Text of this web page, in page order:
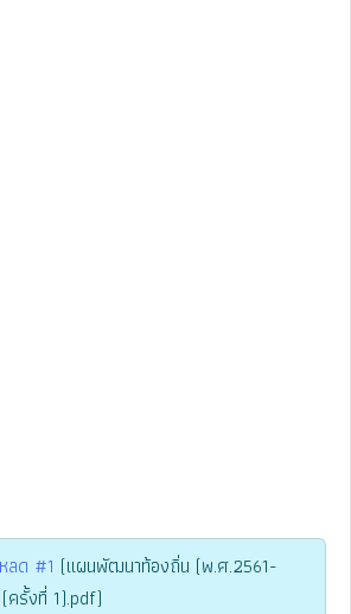
ลด #1 (แผนพัฒนาท้องถิ่น (พ.ศ.2561-
ครั้งที่ 1).pdf)